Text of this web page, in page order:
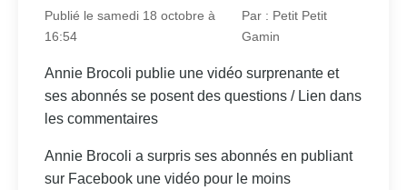
Publié le samedi 18 octobre à
16:54
Par : Petit Petit
Gamin
Annie Brocoli publie une vidéo surprenante et
ses abonnés se posent des questions / Lien dans
les commentaires
Annie Brocoli a surpris ses abonnés en publiant
sur Facebook une vidéo pour le moins